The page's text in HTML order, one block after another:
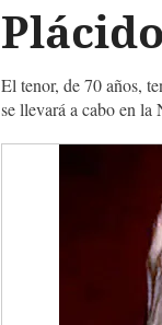
El tenor, de 70 años,
se llevará a cabo en